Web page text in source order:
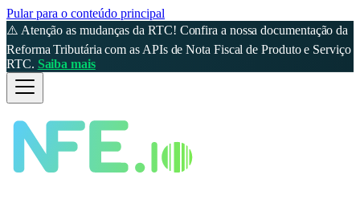
Pular para o conteúdo principal
⚠️ Atenção as mudanças da RTC! Confira a nossa documentação da
Reforma Tributária com as APIs de Nota Fiscal de Produto e Serviço
RTC. Saiba mais